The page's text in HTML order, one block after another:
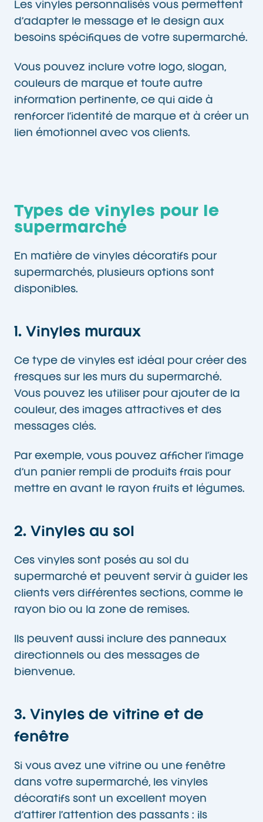
Les vinyles personnalisés vous permettent
d’adapter le message et le design aux
besoins spécifiques de votre supermarché.
Vous pouvez inclure votre logo, slogan,
couleurs de marque et toute autre
information pertinente, ce qui aide à
renforcer l’identité de marque et à créer un
lien émotionnel avec vos clients.
Types de vinyles pour le
supermarché
En matière de vinyles décoratifs pour
supermarchés, plusieurs options sont
disponibles.
1. Vinyles muraux
Ce type de vinyles est idéal pour créer des
fresques sur les murs du supermarché.
Vous pouvez les utiliser pour ajouter de la
couleur, des images attractives et des
messages clés.
Par exemple, vous pouvez afficher l’image
d’un panier rempli de produits frais pour
mettre en avant le rayon fruits et légumes.
2. Vinyles au sol
Ces vinyles sont posés au sol du
supermarché et peuvent servir à guider les
clients vers différentes sections, comme le
rayon bio ou la zone de remises.
Ils peuvent aussi inclure des panneaux
directionnels ou des messages de
bienvenue.
3. Vinyles de vitrine et de
fenêtre
Si vous avez une vitrine ou une fenêtre
dans votre supermarché, les vinyles
décoratifs sont un excellent moyen
d’attirer l’attention des passants : ils